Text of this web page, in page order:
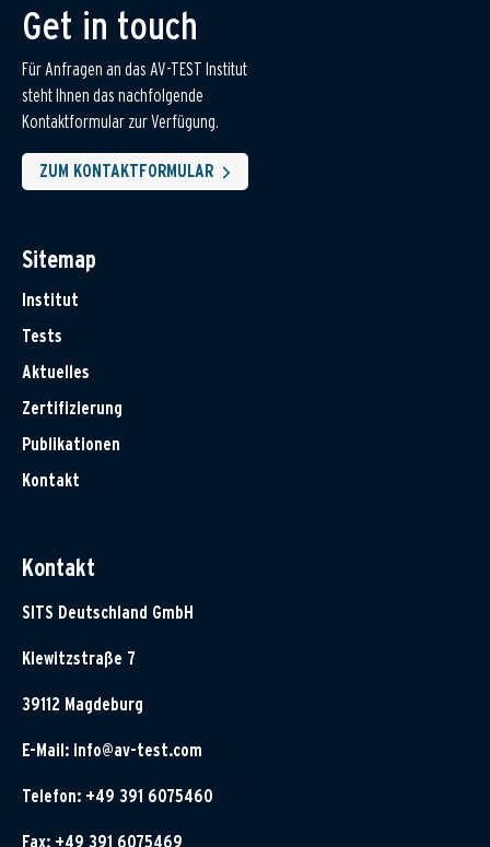
Get in touch
Für Anfragen an das AV-TEST Institut
steht Ihnen das nachfolgende
Kontaktformular zur Verfügung.
ZUM KONTAKTFORMULAR
Sitemap
Institut
Tests
Aktuelles
Zertifizierung
Publikationen
Kontakt
Kontakt
SITS Deutschland GmbH
Klewitzstraße 7
39112 Magdeburg
E-Mail: info@av-test.com
Telefon: +49 391 6075460
Fax: +49 391 6075469